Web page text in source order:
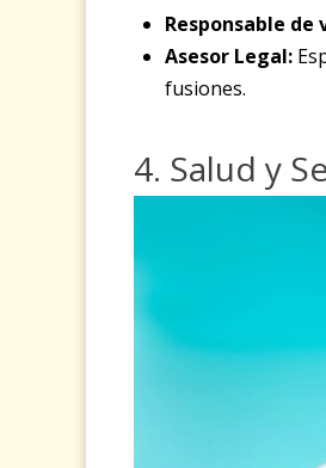
Responsable de
Asesor Legal:
fusiones.
4. Salud y